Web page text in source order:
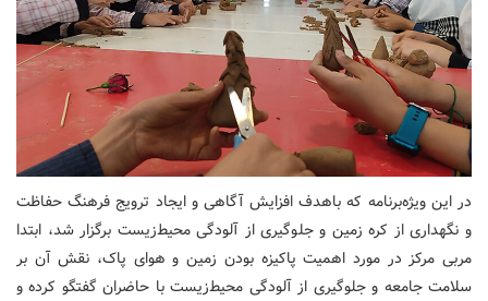
در این ویژه‌برنامه که باهدف افزایش آگاهی و ایجاد ترویج فرهنگ حفاظت
و نگهداری از کره زمین و جلوگیری از آلودگی محیط‌زیست برگزار شد، ابتدا
مربی مرکز در مورد اهمیت پاکیزه بودن زمین و هوای پاک، نقش آن بر
سلامت جامعه و جلوگیری از آلودگی محیط‌زیست با حاضران گفتگو کرده و